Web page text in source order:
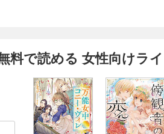
料で読める 女性向けラ